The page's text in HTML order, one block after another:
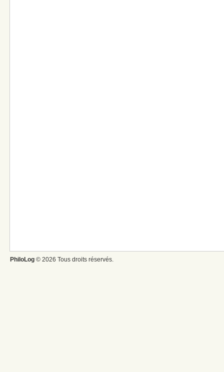
PhiloLog © 2026 Tous droits réservés.